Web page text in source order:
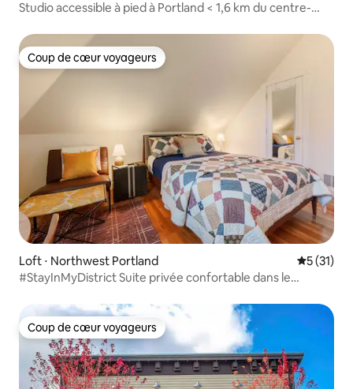
Studio accessible à pied à Portland < 1,6 km du centre-
Coup de cœur voyageurs
Coup de cœur voyageurs
Loft ⋅ Northwest Portland
5 (31)
#StayInMyDistrict Suite privée confortable dans le
Coup de cœur voyageurs
Coup de cœur voyageurs